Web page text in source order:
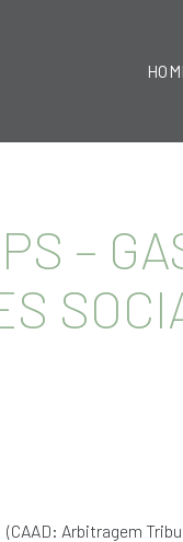
–
(CAAD: Arbitragem